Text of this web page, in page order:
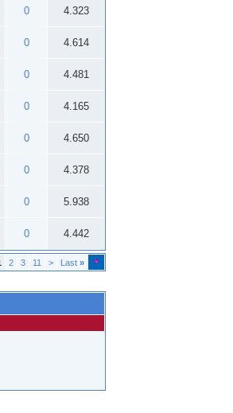
0 4.323
0 4.614
0 4.481
0 4.165
0 4.650
0 4.378
0 5.938
0 4.442
2 3 11 > Last »